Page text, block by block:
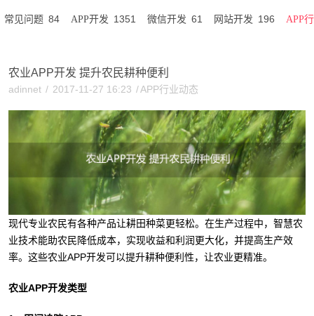
常见问题 84 APP开发 1351 微信开发 61 网站开发 196 APP
农业APP开发 提升农民耕种便利
adinnet / 2017-11-27 16:23 /APP行业动态
现代专业农民有各种产品让耕田种菜更轻松。在生产过程中，智慧农
业技术能助农民降低成本，实现收益和利润更大化，并提高生产效
率。这些农业APP开发可以提升耕种便利性，让农业更精准。
农业APP开发类型